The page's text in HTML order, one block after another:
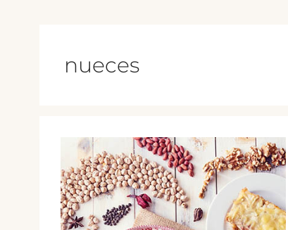
nueces